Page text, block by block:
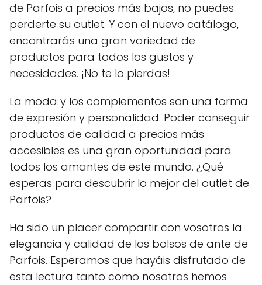
de Parfois a precios más bajos, no puedes
perderte su outlet. Y con el nuevo catálogo,
encontrarás una gran variedad de
productos para todos los gustos y
necesidades. ¡No te lo pierdas!
La moda y los complementos son una forma
de expresión y personalidad. Poder conseguir
productos de calidad a precios más
accesibles es una gran oportunidad para
todos los amantes de este mundo. ¿Qué
esperas para descubrir lo mejor del outlet de
Parfois?
Ha sido un placer compartir con vosotros la
elegancia y calidad de los bolsos de ante de
Parfois. Esperamos que hayáis disfrutado de
esta lectura tanto como nosotros hemos